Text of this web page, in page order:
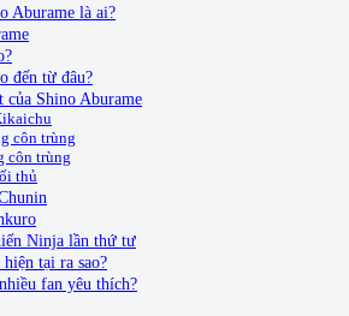
Aburame là ai?
đến từ đâu?
của Shino Aburame
côn trùng
côn trùng
thủ
Ninja lần thứ tư
tại ra sao?
fan yêu thích?